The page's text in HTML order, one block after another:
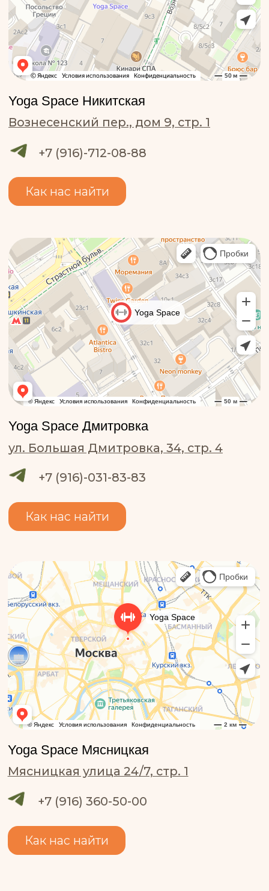
Оставь заявку и мы ответим на все
Введите имя
Номер телефона
Отправить
Нажимая кнопку «Отправить», ты
соглашаешься сполитикой
конфиденциальности
Студии
Расписание
Преподаватели
Курсы
Вакансии
Для бизнеса
Контакты
Подписывайся на наш
телеграм-канал
Скачивай наше
мобильное приложение
Время работы студий:
Пн-пт: 8:00 – 22:00
Сб: 9:00 – 18:00
Вс: 9:00 – 20:00